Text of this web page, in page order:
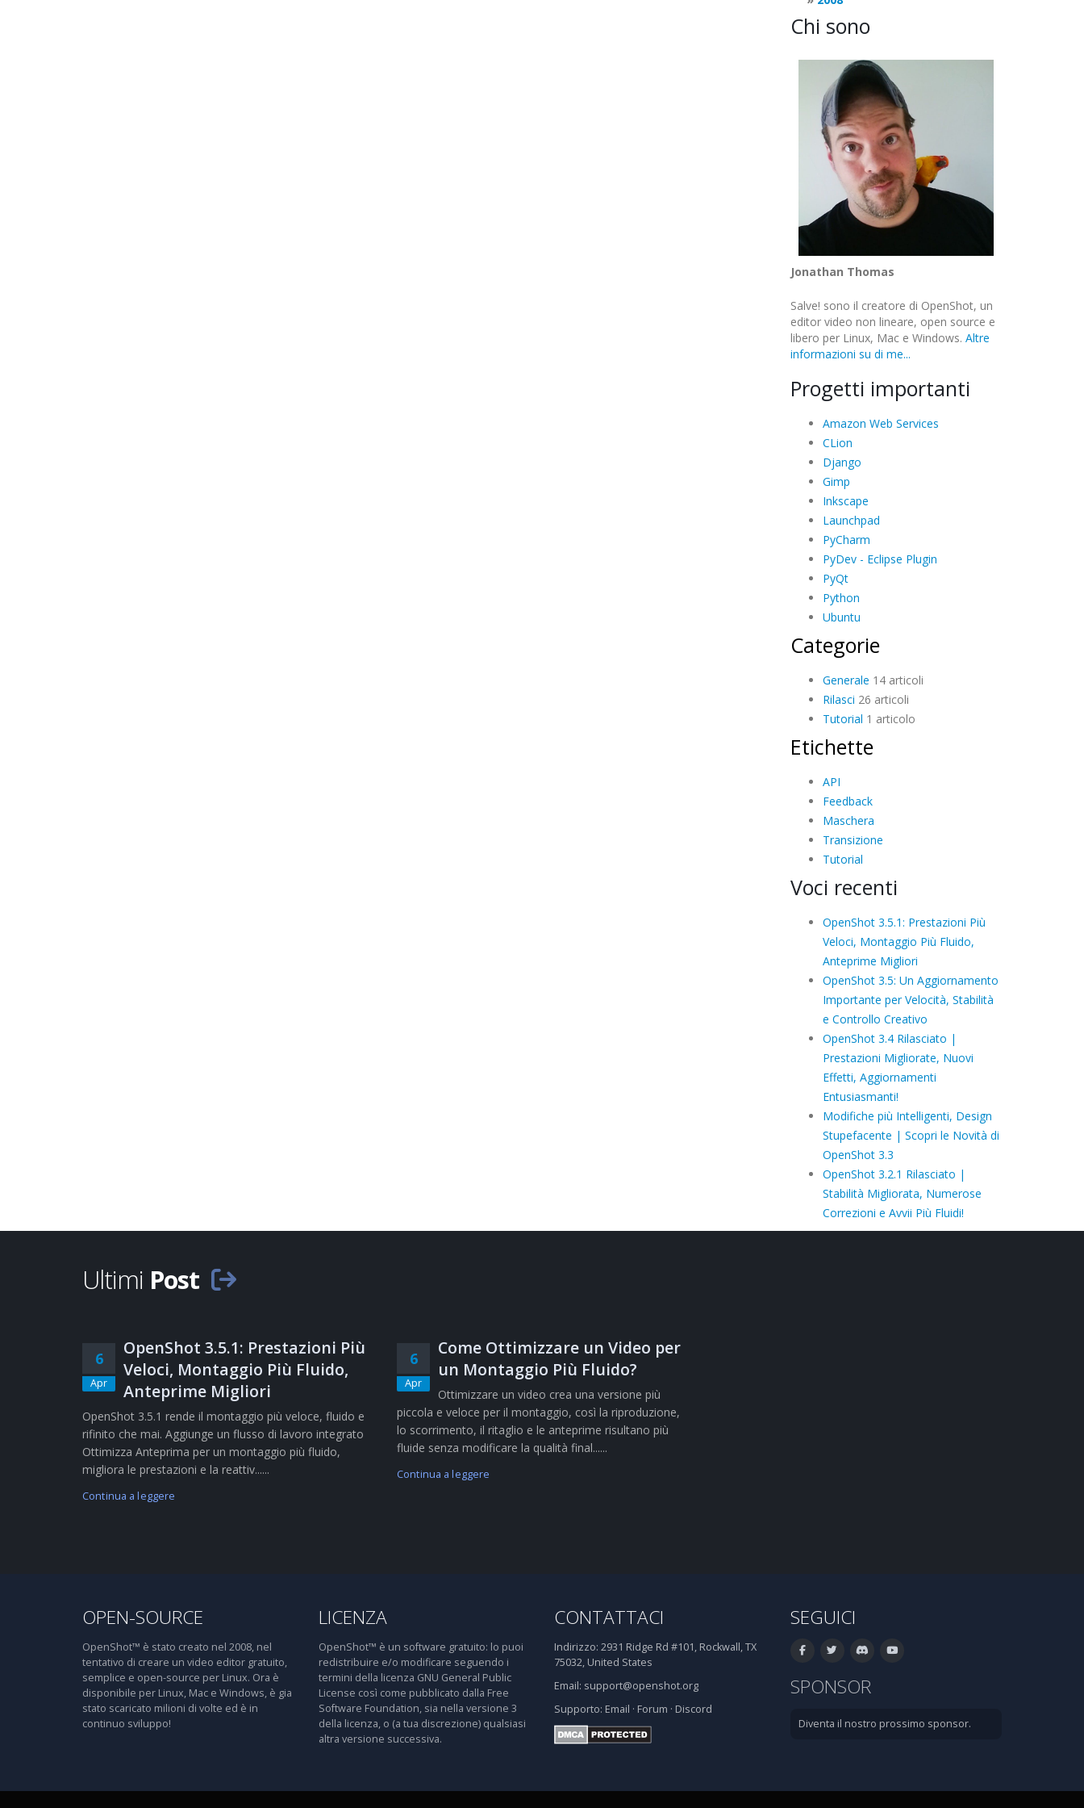
Chi sono
Jonathan Thomas
Salve! sono il creatore di OpenShot, un
editor video non lineare, open source e
libero per Linux, Mac e Windows. Altre
informazioni su di me...
Progetti importanti
Amazon Web Services
CLion
Django
Gimp
Inkscape
Launchpad
PyCharm
PyDev - Eclipse Plugin
PyQt
Python
Ubuntu
Categorie
Generale 14 articoli
Rilasci 26 articoli
Tutorial 1 articolo
Etichette
API
Feedback
Maschera
Transizione
Tutorial
Voci recenti
OpenShot 3.5.1: Prestazioni Più
Veloci, Montaggio Più Fluido,
Anteprime Migliori
OpenShot 3.5: Un Aggiornamento
Importante per Velocità, Stabilità
e Controllo Creativo
OpenShot 3.4 Rilasciato |
Prestazioni Migliorate, Nuovi
Effetti, Aggiornamenti
Entusiasmanti!
Modifiche più Intelligenti, Design
Stupefacente | Scopri le Novità di
OpenShot 3.3
OpenShot 3.2.1 Rilasciato |
Stabilità Migliorata, Numerose
Correzioni e Avvii Più Fluidi!
Ultimi Post
6
Apr
OpenShot 3.5.1: Prestazioni Più
Veloci, Montaggio Più Fluido,
Anteprime Migliori
OpenShot 3.5.1 rende il montaggio più veloce, fluido e
rifinito che mai. Aggiunge un flusso di lavoro integrato
Ottimizza Anteprima per un montaggio più fluido,
migliora le prestazioni e la reattiv......
Continua a leggere
6
Apr
Come Ottimizzare un Video per
un Montaggio Più Fluido?
Ottimizzare un video crea una versione più
piccola e veloce per il montaggio, così la riproduzione,
lo scorrimento, il ritaglio e le anteprime risultano più
fluide senza modificare la qualità final......
Continua a leggere
OPEN-SOURCE
OpenShot™ è stato creato nel 2008, nel
tentativo di creare un video editor gratuito,
semplice e open-source per Linux. Ora è
disponibile per Linux, Mac e Windows, è gia
stato scaricato milioni di volte ed è in
continuo sviluppo!
LICENZA
OpenShot™ è un software gratuito: lo puoi
redistribuire e/o modificare seguendo i
termini della licenza GNU General Public
License così come pubblicato dalla Free
Software Foundation, sia nella versione 3
della licenza, o (a tua discrezione) qualsiasi
altra versione successiva.
CONTATTACI
Indirizzo: 2931 Ridge Rd #101, Rockwall, TX
75032, United States
Email: support@openshot.org
Supporto: Email · Forum · Discord
SEGUICI
SPONSOR
Diventa il nostro prossimo sponsor.